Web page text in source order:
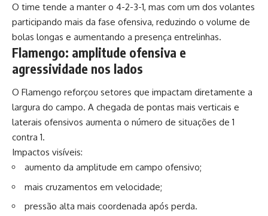
O time tende a manter o 4-2-3-1, mas com um dos volantes
participando mais da fase ofensiva, reduzindo o volume de
bolas longas e aumentando a presença entrelinhas.
Flamengo: amplitude ofensiva e
agressividade nos lados
O Flamengo reforçou setores que impactam diretamente a
largura do campo. A chegada de pontas mais verticais e
laterais ofensivos aumenta o número de situações de 1
contra 1.
Impactos visíveis:
aumento da amplitude em campo ofensivo;
mais cruzamentos em velocidade;
pressão alta mais coordenada após perda.